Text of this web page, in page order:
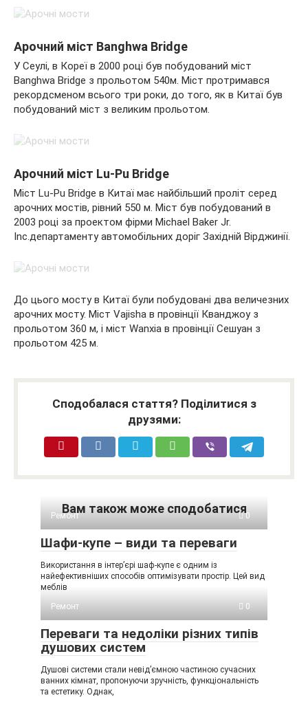
Арочний міст Banghwa Bridge
У Сеулі, в Кореї в 2000 році був побудований міст
Banghwa Bridge з прольотом 540м. Міст протримався
рекордсменом всього три роки, до того, як в Китаї був
побудований міст з великим прольотом.
Арочний міст Lu-Pu Bridge
Міст Lu-Pu Bridge в Китаї має найбільший проліт серед
арочних мостів, рівний 550 м. Міст був побудований в
2003 році за проектом фірми Michael Baker Jr.
Inc.департаменту автомобільних доріг Західній Вірджинії.
До цього мосту в Китаї були побудовані два величезних
арочних мосту. Міст Vajisha в провінції Кванджоу з
прольотом 360 м, і міст Wanxia в провінції Сешуан з
прольотом 425 м.
Сподобалася стаття? Поділитися з
друзями:
Вам також може сподобатися
Ремонт 0
Шафи-купе – види та переваги
Використання в інтер’єрі шаф-купе є одним із
найефективніших способів оптимізувати простір. Цей вид
меблів
Ремонт
0
Переваги та недоліки різних типів
душових систем
Душові системи стали невід’ємною частиною сучасних
ванних кімнат, пропонуючи зручність, функціональність
та естетику. Однак,